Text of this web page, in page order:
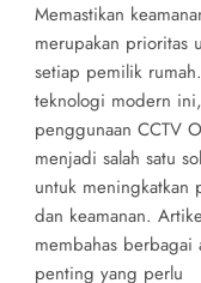
Memastikan
merupakan prioritas
setiap pemilik
teknologi modern ini,
penggunaan CCTV
menjadi salah satu
untuk meningkatkan
dan keamanan.
membahas berbagai
penting yang perlu